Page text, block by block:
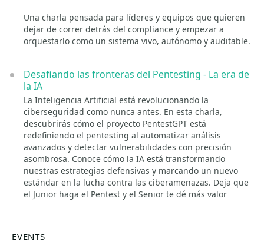
Una charla pensada para líderes y equipos que quieren
dejar de correr detrás del compliance y empezar a
orquestarlo como un sistema vivo, autónomo y auditable.
Desafiando las fronteras del Pentesting - La era de
la IA
La Inteligencia Artificial está revolucionando la
ciberseguridad como nunca antes. En esta charla,
descubrirás cómo el proyecto PentestGPT está
redefiniendo el pentesting al automatizar análisis
avanzados y detectar vulnerabilidades con precisión
asombrosa. Conoce cómo la IA está transformando
nuestras estrategias defensivas y marcando un nuevo
estándar en la lucha contra las ciberamenazas. Deja que
el Junior haga el Pentest y el Senior te dé más valor
EVENTS